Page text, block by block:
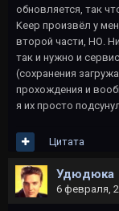
обновляется, так
Keep произвёл у
второй части, НО.
так и нужно и
(сохранения
прохождения и
я их просто
Цитата
Удюдюка
6 февраля,